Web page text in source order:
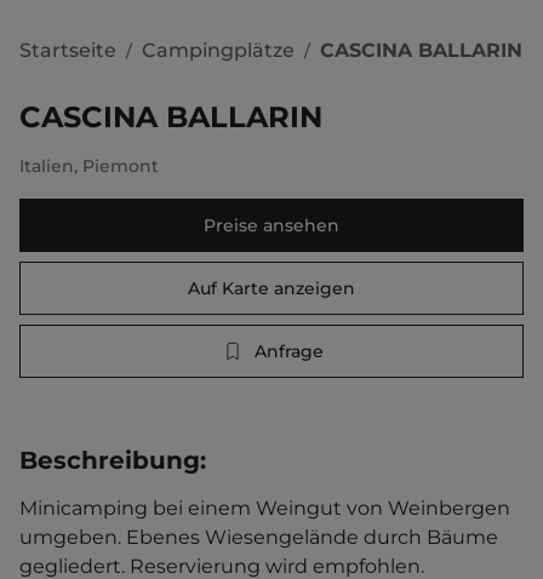
Startseite / Campingplätze / CASCINA BALLARIN
CASCINA BALLARIN
Italien, Piemont
Preise ansehen
Auf Karte anzeigen
Anfrage
Beschreibung:
Minicamping bei einem Weingut von Weinbergen
umgeben. Ebenes Wiesengelände durch Bäume
gegliedert. Reservierung wird empfohlen.